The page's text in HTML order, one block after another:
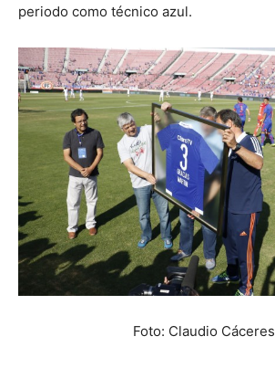
periodo como técnico azul.
Foto: Claudio Cáceres